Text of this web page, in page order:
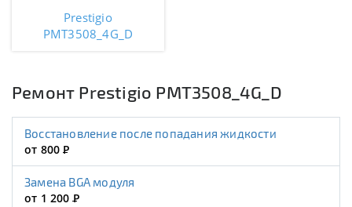
Prestigio
PMT3508_4G_D
Ремонт Prestigio PMT3508_4G_D
Восстановление после попадания жидкости
от 800Р
Замена BGA модуля
от 1 200Р